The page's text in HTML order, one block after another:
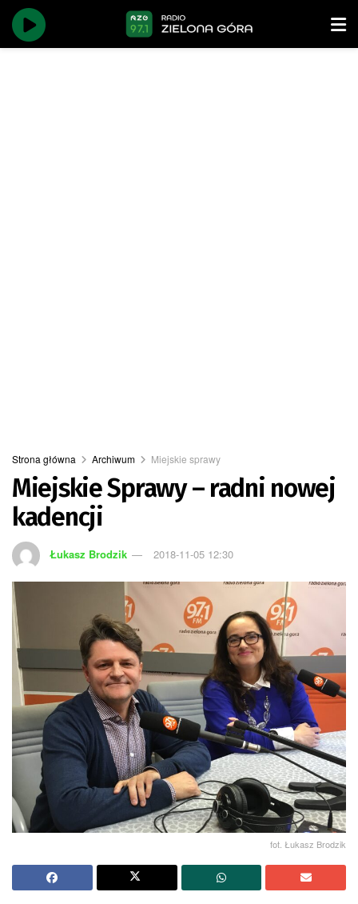
Strona główna Archiwum Miejskie sprawy
Miejskie Sprawy – radni nowej
kadencji
Łukasz Brodzik 2018-11-05 12:30
fot. Łukasz Brodzik